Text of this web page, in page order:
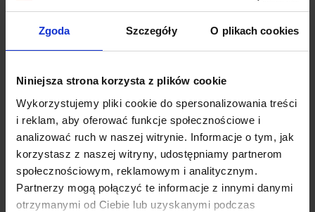
Zgoda Szczegóły O plikach cookies
Niniejsza strona korzysta z plików cookie
Wykorzystujemy pliki cookie do spersonalizowania treści
i reklam, aby oferować funkcje społecznościowe i
analizować ruch w naszej witrynie. Informacje o tym, jak
korzystasz z naszej witryny, udostępniamy partnerom
społecznościowym, reklamowym i analitycznym.
Partnerzy mogą połączyć te informacje z innymi danymi
otrzymanymi od Ciebie lub uzyskanymi podczas
cena, którą przyjdzie im zapłacić za produkt –
uzasadniona. Ci bardziej świadomi konsumenci
chcą mieć także pewność, że dany brand
stylem życia – np. prowadzi biznes
odpowiedzialny społecznie czy dba o środowisko.
Aby dostarczyć treści odpowiadające na te
pytania i wątpliwości klienta, marka może
tworzyć tzw. micro-sites czy strony celowe
koncentrujące się na poszczególnych problemach